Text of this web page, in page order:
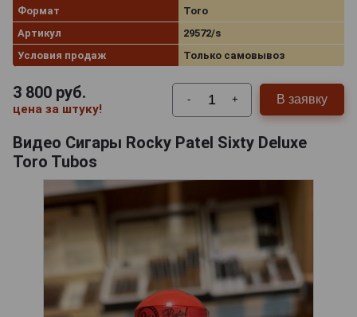
Формат
Toro
Артикул
29572/s
Условия продаж
Только самовывоз
3 800 руб.
цена за штуку!
- + В заявку
Видео Сигары Rocky Patel Sixty Deluxe
Toro Tubos